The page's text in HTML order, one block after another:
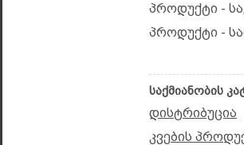
პროდუქტი -
პროდუქტი -
საქმიანობის
დისტრიბუცია
კვების